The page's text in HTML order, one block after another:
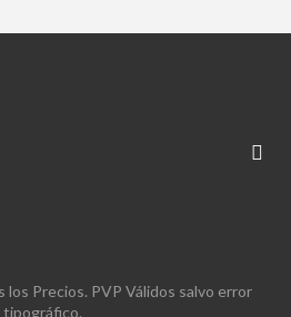
Precios. PVP Válidos salvo error
tipográfico.